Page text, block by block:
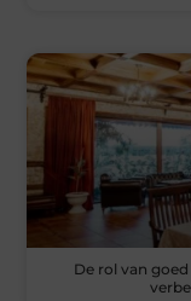
De rol van